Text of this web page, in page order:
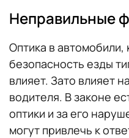
Неправильные
Оптика в
безопасность езды
влияет. Зато влияет
водителя. В законе
оптики и за его
могут привлечь к